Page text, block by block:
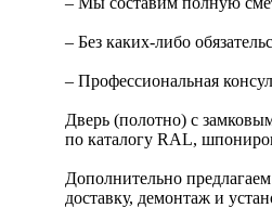
– Без каких-либо
– Профессиональная
Дверь (полотно) с
по каталогу RAL,
Дополнительно
доставку, демонтаж и